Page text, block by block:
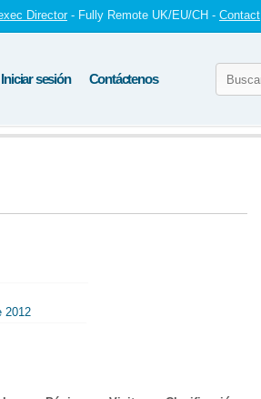
Director - Fully Remote UK/EU/CH - Contact
Iniciar sesión Contáctenos
2012